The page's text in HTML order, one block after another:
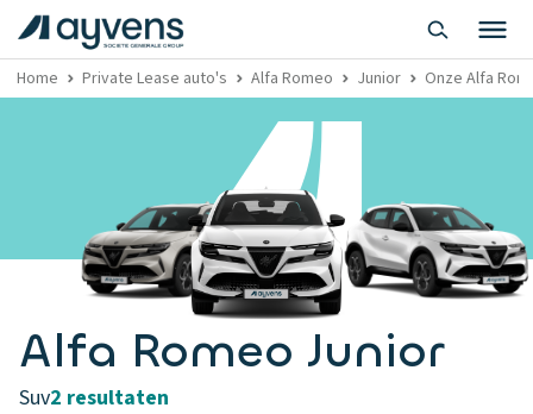
Home Private Lease auto's Alfa Romeo Junior Onze Alfa
Alfa Romeo Junior
suv2 resultaten